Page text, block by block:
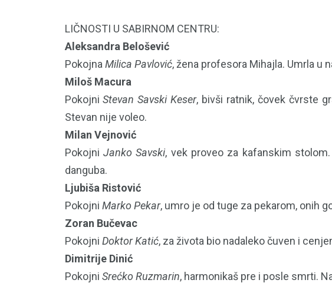
LIČNOSTI U SABIRNOM CENTRU:
Aleksandra Belošević
Pokojna Milica Pavlović, žena profesora Mihajla. Umrla u
Miloš Macura
PokojniStevan Savski Keser, bivši ratnik, čovek čvrste
Stevan nije voleo.
Milan Vejnović
Pokojni Janko Savski, vek proveo za kafanskim
danguba.
Ljubiša Ristović
Pokojni Marko Pekar, umro je od tuge za pekarom, onih
Zoran Bučevac
Pokojni Doktor Katić, za života bio nadaleko čuven i
Dimitrije Dinić
Pokojni Srećko Ruzmarin, harmonikaš pre i posle smrti.